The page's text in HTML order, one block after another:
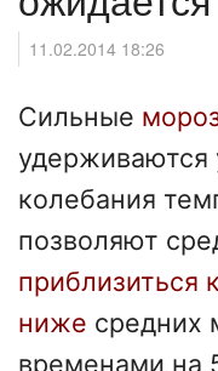
11.02.2014 18:26
Сильные
удерживаются
колебания
позволяют
приблизиться
ниже средних
временами на